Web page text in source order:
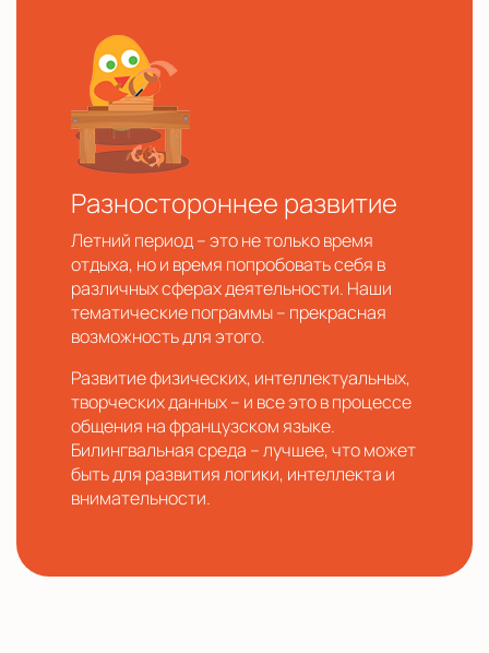
Разностороннее развитие
Летний период – это не только время
отдыха, но и время попробовать себя в
различных сферах деятельности. Наши
тематические пограммы – прекрасная
возможность для этого.
Развитие физических, интеллектуальных,
творческих данных – и все это в процессе
общения на французском языке.
Билингвальная среда – лучшее, что может
быть для развития логики, интеллекта и
внимательности.